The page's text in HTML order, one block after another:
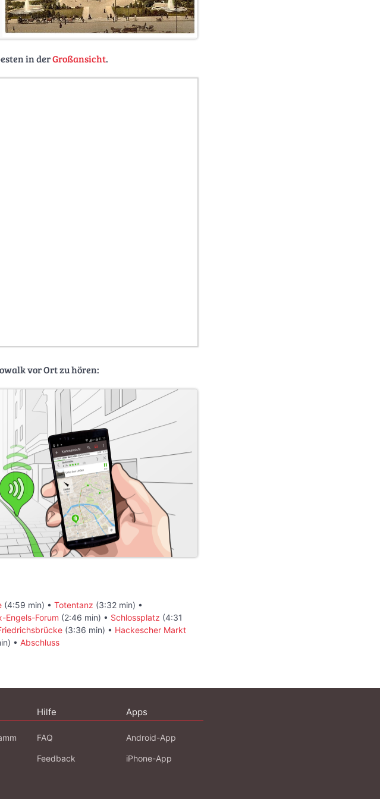
in derGroßansicht.
vor Ort zu hören:
(4:59 min) • Totentanz (3:32 min) •
Engels-Forum (2:46 min) • Schlossplatz (4:31
(3:36 min) • Hackescher Markt
• Abschluss
Hilfe
FAQ
Feedback
Apps
Android-App
iPhone-App